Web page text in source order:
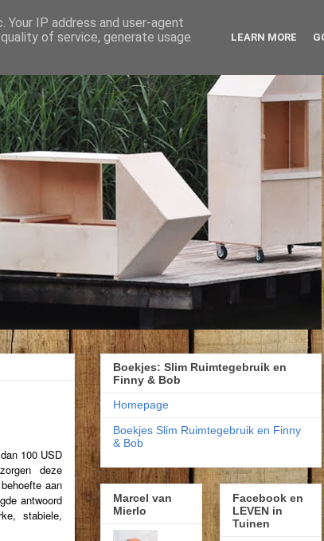
100 USD
deze
aan
antwoord
stabiele,
Boekjes: Slim Ruimtegebruik en
Finny & Bob
Homepage
Boekjes Slim Ruimtegebruik en Finny
& Bob
Marcel van
Mierlo
Facebook en
LEVEN in
Tuinen
IP address and user-agent
of service, generate usage
LEARN MORE